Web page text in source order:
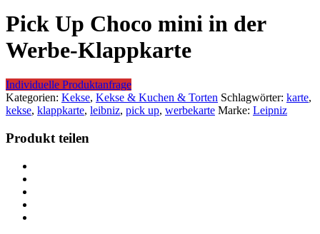
Pick Up Choco mini in der
Werbe-Klappkarte
Individuelle Produktanfrage
Kategorien: Kekse, Kekse & Kuchen & Torten Schlagwörter: karte,
kekse, klappkarte, leibniz, pick up, werbekarte Marke: Leipniz
Produkt teilen